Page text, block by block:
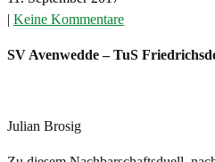
| Keine Kommentare
SV Avenwedde – TuS
Julian Brosig